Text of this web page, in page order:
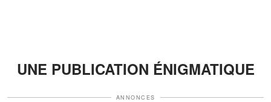
UNE PUBLICATION ÉNIGMATIQUE
ANNONCES